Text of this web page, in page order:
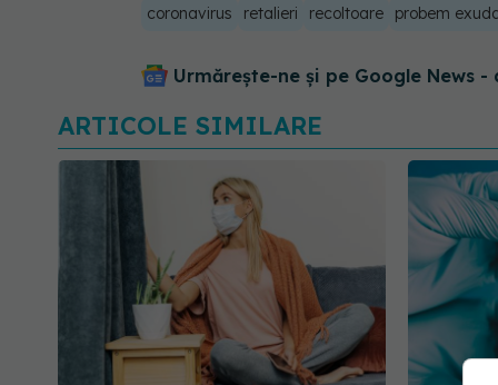
coronavirus retalieri recoltoare probem
Urmărește-ne și pe Google News -
ARTICOLE SIMILARE